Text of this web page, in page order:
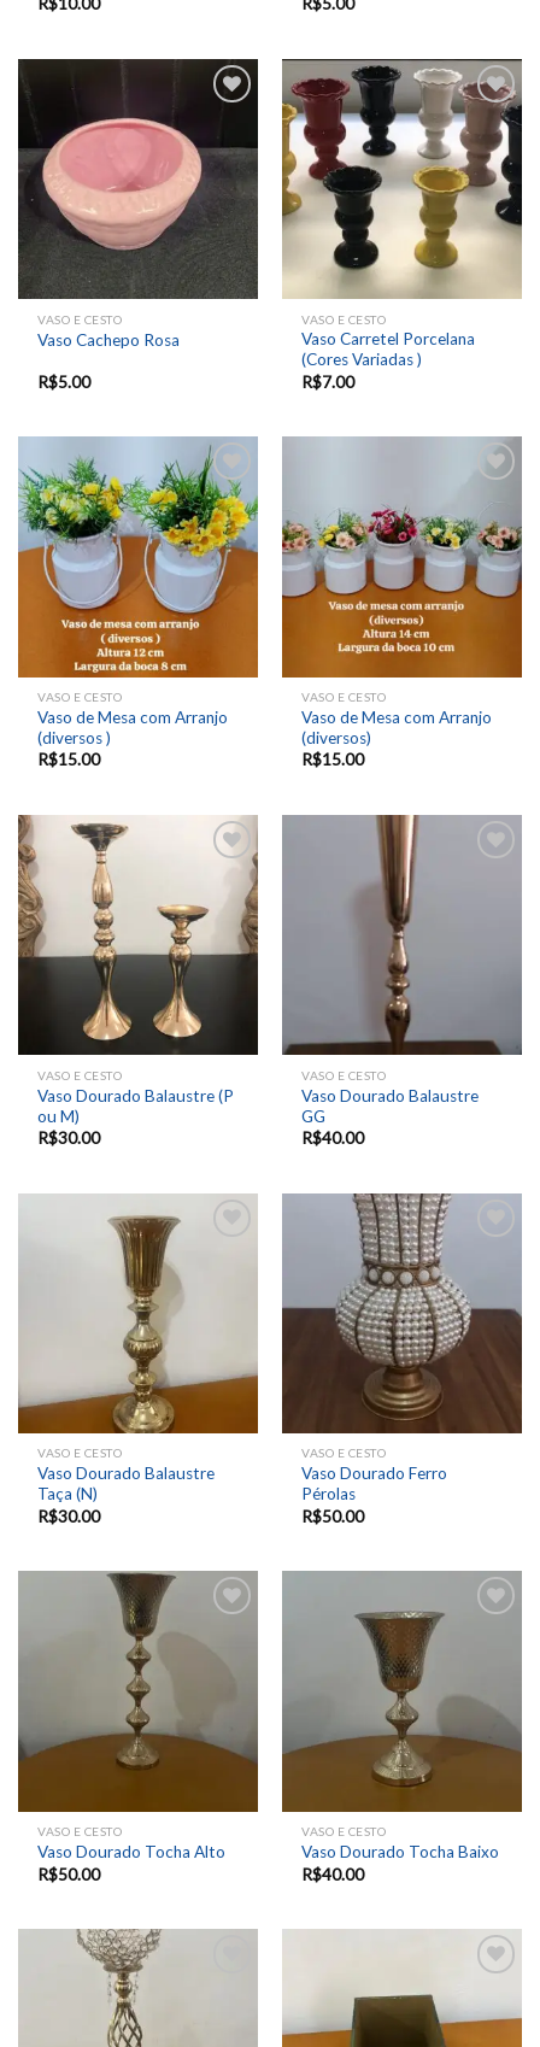
VASO E CESTO
Vaso Cachepo Rosa
R$5.00
Add to
wishlist
VASO E CESTO
Vaso Carretel Porcelana
(Cores Variadas )
R$7.00
Add to
wishlist
VASO E CESTO
Vaso de Mesa com Arranjo
(diversos )
R$15.00
wishlist
VASO E CESTO
Vaso de Mesa com Arranjo
(diversos)
R$15.00
VASO E CESTO
Vaso Dourado Balaustre (P
ou M)
R$30.00
VASO E CESTO
Vaso Dourado Balaustre
GG
R$40.00
VASO E CESTO
Vaso Dourado Balaustre
Taça (N)
R$30.00
VASO E CESTO
Vaso Dourado Ferro
Pérolas
R$50.00
wishlist
VASO E CESTO
Vaso Dourado Tocha Alto
R$50.00
VASO E CESTO
Vaso Dourado Tocha Baixo
R$40.00